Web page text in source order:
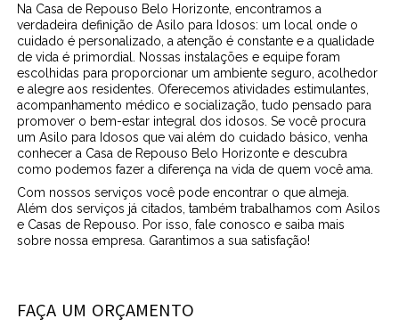
Na Casa de Repouso Belo Horizonte, encontramos a
verdadeira definição de Asilo para Idosos: um local onde o
cuidado é personalizado, a atenção é constante e a qualidade
de vida é primordial. Nossas instalações e equipe foram
escolhidas para proporcionar um ambiente seguro, acolhedor
e alegre aos residentes. Oferecemos atividades estimulantes,
acompanhamento médico e socialização, tudo pensado para
promover o bem-estar integral dos idosos. Se você procura
um Asilo para Idosos que vai além do cuidado básico, venha
conhecer a Casa de Repouso Belo Horizonte e descubra
como podemos fazer a diferença na vida de quem você ama.
Com nossos serviços você pode encontrar o que almeja.
Além dos serviços já citados, também trabalhamos com Asilos
e Casas de Repouso. Por isso, fale conosco e saiba mais
sobre nossa empresa. Garantimos a sua satisfação!
FAÇA UM ORÇAMENTO